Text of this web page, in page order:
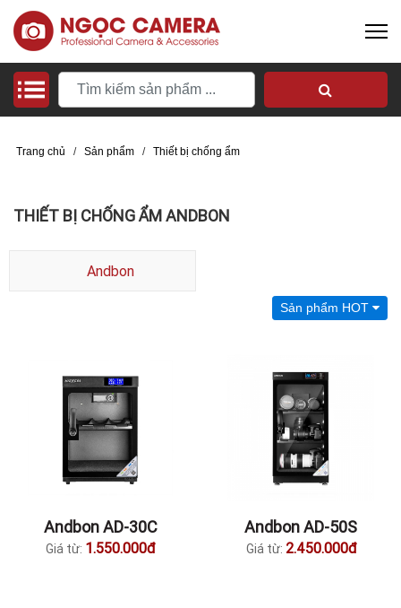
Trang chủ / Sản phẩm / Thiết bị chống ẩm
THIẾT BỊ CHỐNG ẨM ANDBON
Andbon
Sản phẩm HOT
Andbon AD-30C
Giá từ: 1.550.000đ
Andbon AD-50S
Giá từ: 2.450.000đ